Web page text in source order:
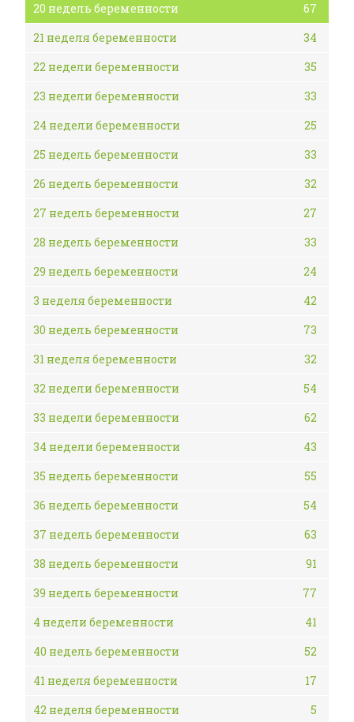
20 недель беременности
67
21 неделя беременности
34
22 недели беременности
35
23 недели беременности
33
24 недели беременности
25
25 недель беременности
33
26 недель беременности
32
27 недель беременности
27
28 недель беременности
33
29 недель беременности
24
3 неделя беременности
42
30 недель беременности
73
31 неделя беременности
32
32 недели беременности
54
33 недели беременности
62
34 недели беременности
43
35 недель беременности
55
36 недель беременности
54
37 недель беременности
63
38 недель беременности
91
39 недель беременности
77
4 недели беременности
41
40 недель беременности
52
41 неделя беременности
17
42 неделя беременности
5